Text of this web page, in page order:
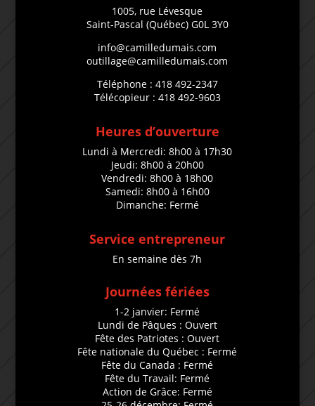
1005, rue Lévesque
Saint-Pascal (Québec) G0L 3Y0
info@camilledumais.com
outillage@camilledumais.com
Téléphone : 418 492-2347
Télécopieur : 418 492-9603
Heures d’ouverture
Lundi à Mercredi: 8h00 à 17h30
Jeudi: 8h00 à 20h00
Vendredi: 8h00 à 18h00
Samedi: 8h00 à 16h00
Dimanche: Fermé
Service entrepreneur
En semaine dès 7h
Journées fériées
1-2 janvier: Fermé
Lundi de Pâques : Ouvert
Fête des Patriotes : Ouvert
Fête nationale du Québec : Fermé
Fête du Canada : Fermé
Fête du Travail: Fermé
Action de Grâce: Fermé